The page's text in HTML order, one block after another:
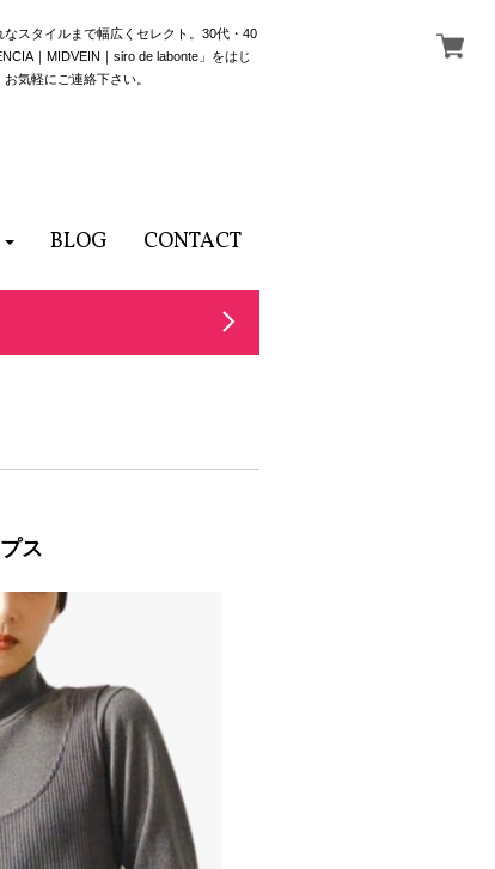
スタイルまで幅広くセレクト。30代・40
｜MIDVEIN｜siro de labonte」をはじ
気軽にご連絡下さい。
BLOG CONTACT
ス